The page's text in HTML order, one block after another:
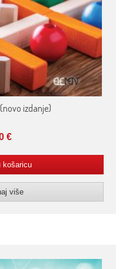
izdanje)
€
košaricu
više